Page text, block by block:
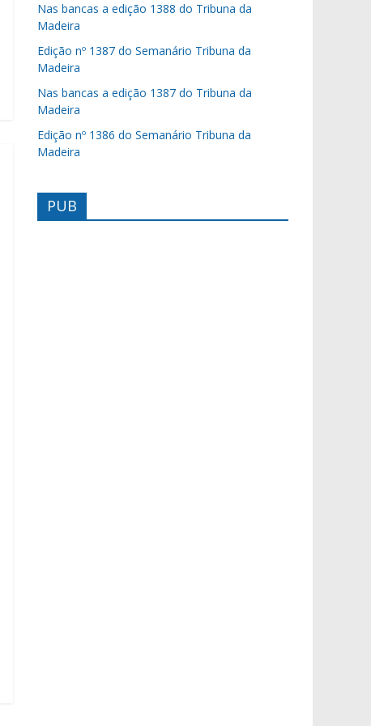
Nas bancas a edição 1388 do Tribuna da
Madeira
Edição nº 1387 do Semanário Tribuna da
Madeira
Nas bancas a edição 1387 do Tribuna da
Madeira
Edição nº 1386 do Semanário Tribuna da
Madeira
PUB